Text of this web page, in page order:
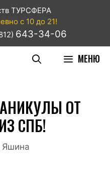
ТУРСФЕРА
с 10 до 21!
643-34-06
МЕНЮ
ОТ
СПБ!
Яшина